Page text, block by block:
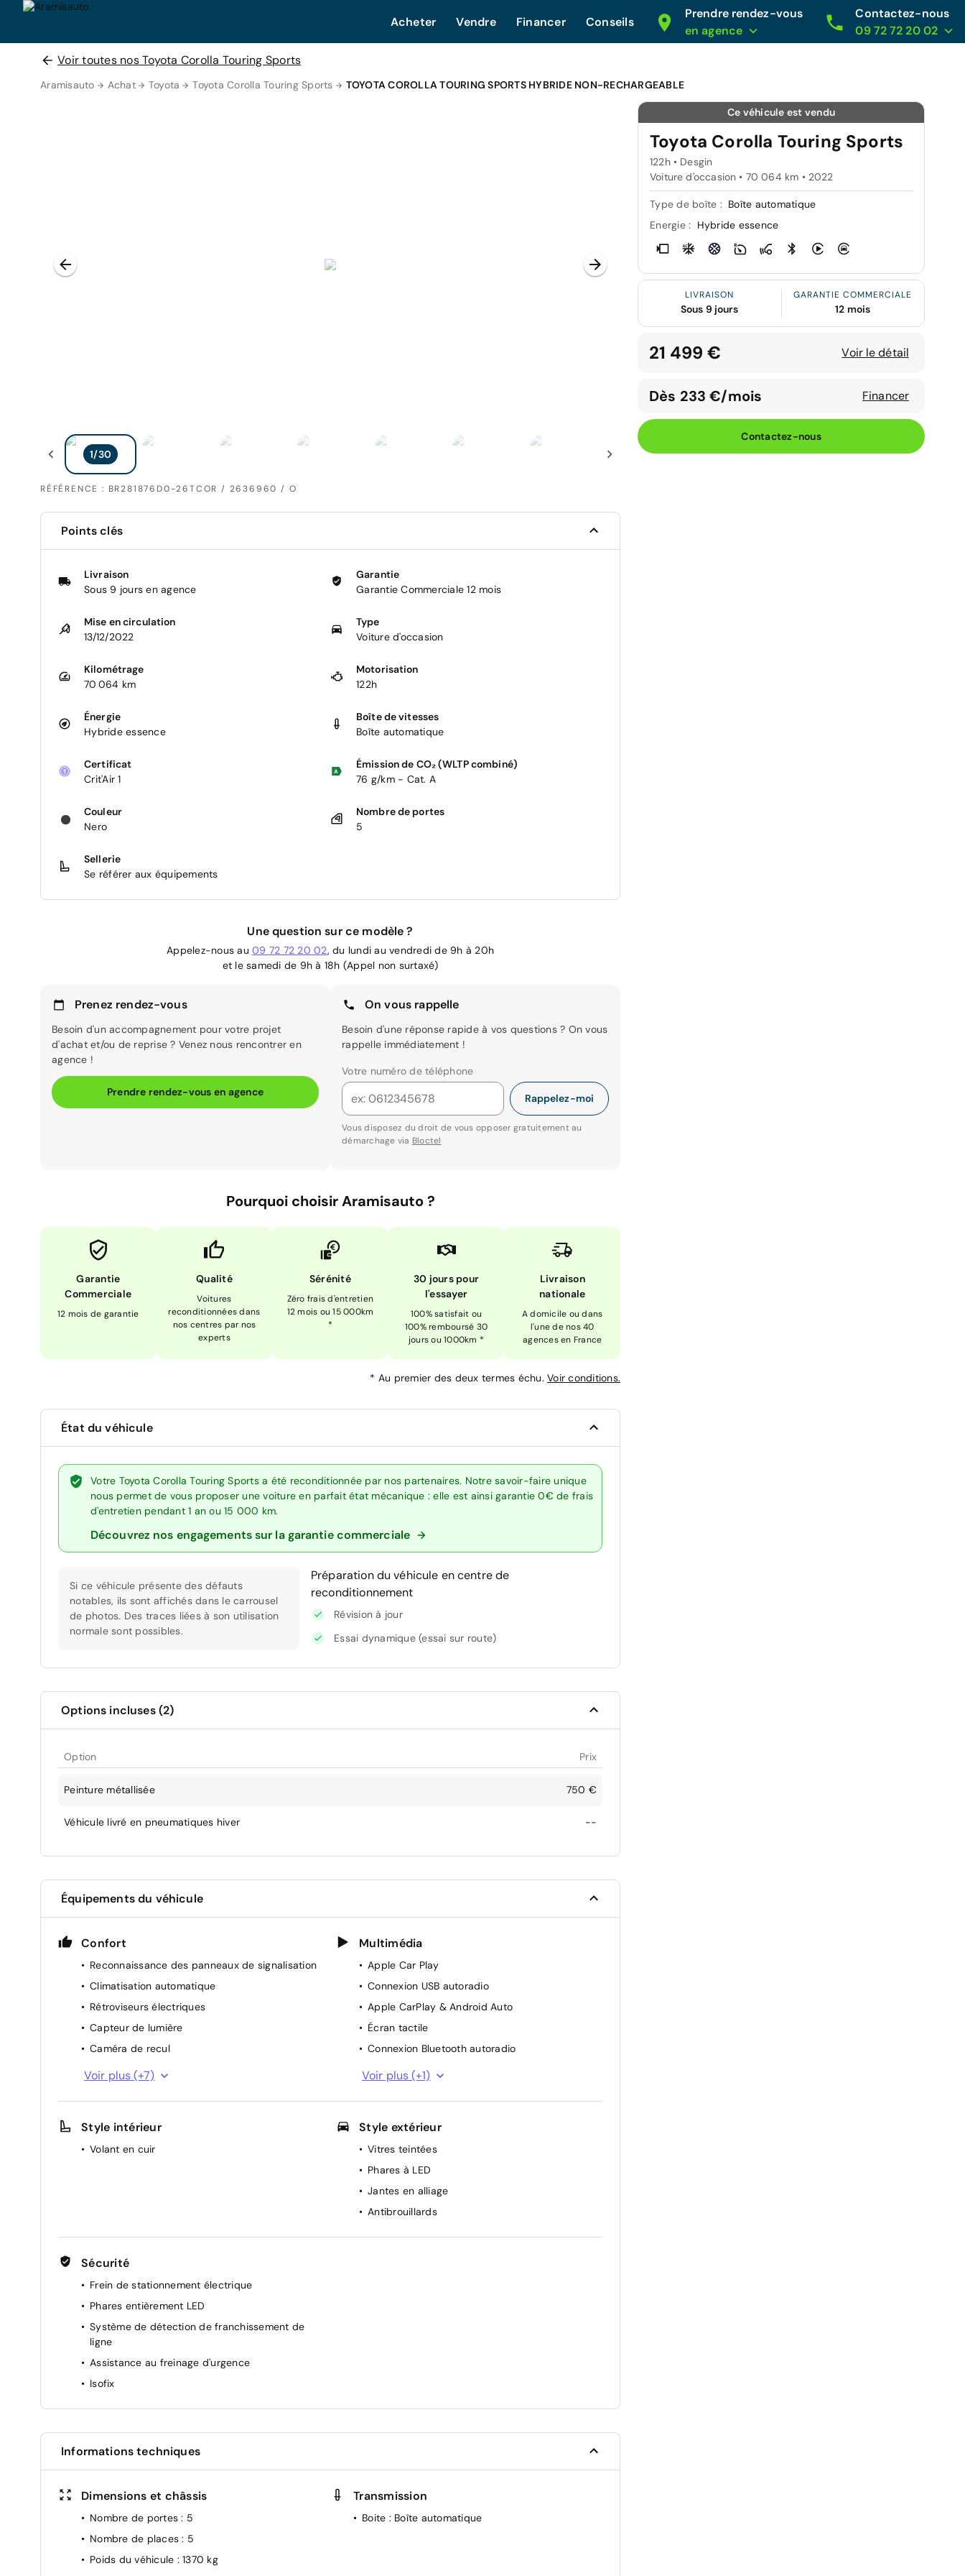
Acheter Vendre Financer Conseils
Prendre rendez-vous
en agence
Contactez-nous
09 72 72 20 02
Voir toutes nos Toyota Corolla Touring Sports
Aramisauto Achat Toyota Toyota Corolla Touring Sports TOYOTA COROLLA TOURING SPORTS HYBRIDE NON-RECHARGEABLE
RÉFÉRENCE : BR281876D0-26TCOR / 2636960 / O
Ce véhicule est vendu
Toyota Corolla Touring Sports
122h • Desgin
Voiture d'occasion • 70 064 km • 2022
Type de boîte : Boîte automatique
Energie :
Hybride essence
LIVRAISON
Sous 9 jours
GARANTIE COMMERCIALE
12 mois
21 499 € Voir le détail
Dès 233 €/mois Financer
Contactez-nous
Points clés
Livraison
Sous 9 jours en agence
Garantie
Garantie Commerciale 12 mois
Mise en circulation
13/12/2022
Type
Voiture d'occasion
Kilométrage
70 064 km
Motorisation
122h
Énergie
Hybride essence
Boîte de vitesses
Boîte automatique
Certificat
Crit'Air 1
Émission de CO₂ (WLTP combiné)
76 g/km - Cat. A
Couleur
Nero
Nombre de portes
5
Sellerie
Se référer aux équipements
Une question sur ce modèle ?
Appelez-nous au 09 72 72 20 02, du lundi au vendredi de 9h à 20h
et le samedi de 9h à 18h (Appel non surtaxé)
Prenez rendez-vous
Besoin d'un accompagnement pour votre projet
d'achat et/ou de reprise ? Venez nous rencontrer en
agence !
Prendre rendez-vous en agence
On vous rappelle
Besoin d'une réponse rapide à vos questions ? On vous
rappelle immédiatement !
Votre numéro de téléphone
Rappelez-moi
Vous disposez du droit de vous opposer gratuitement au
démarchage via Bloctel
Pourquoi choisir Aramisauto ?
Garantie
Commerciale
12 mois de garantie
Qualité
Voitures
reconditionnées dans
nos centres par nos
experts
Sérénité
Zéro frais d'entretien
12 mois ou 15 000km
*
30 jours pour
l'essayer
100% satisfait ou
100% remboursé 30
jours ou 1000km *
Livraison
nationale
A domicile ou dans
l'une de nos 40
agences en France
* Au premier des deux termes échu. Voir conditions.
État du véhicule
Votre Toyota Corolla Touring Sports a été reconditionnée par nos partenaires. Notre savoir-faire unique
nous permet de vous proposer une voiture en parfait état mécanique : elle est ainsi garantie 0€ de frais
d'entretien pendant 1 an ou 15 000 km.
Découvrez nos engagements sur la garantie commerciale
Si ce véhicule présente des défauts
notables, ils sont affichés dans le carrousel
de photos. Des traces liées à son utilisation
normale sont possibles.
Préparation du véhicule en centre de
reconditionnement
Révision à jour
Essai dynamique (essai sur route)
Options incluses (2)
Option Prix
Peinture métallisée 750 €
Véhicule livré en pneumatiques hiver --
Équipements du véhicule
Confort
Reconnaissance des panneaux de signalisation
Climatisation automatique
Rétroviseurs électriques
Capteur de lumière
Caméra de recul
Ouverture électrique du hayon
Régulateur de vitesse adaptatif
Accoudoirs avant
Voir plus (+7)
Multimédia
Apple Car Play
Connexion USB autoradio
Apple CarPlay & Android Auto
Écran tactile
Connexion Bluetooth autoradio
Android Auto
Voir plus (+1)
Style intérieur
Volant en cuir
Style extérieur
Vitres teintées
Phares à LED
Jantes en alliage
Antibrouillards
Sécurité
Frein de stationnement électrique
Phares entièrement LED
Système de détection de franchissement de
ligne
Assistance au freinage d'urgence
Isofix
Informations techniques
Dimensions et châssis
Nombre de portes: 5
Nombre de places: 5
Poids du véhicule : 1370 kg
Transmission
Boite : Boîte automatique